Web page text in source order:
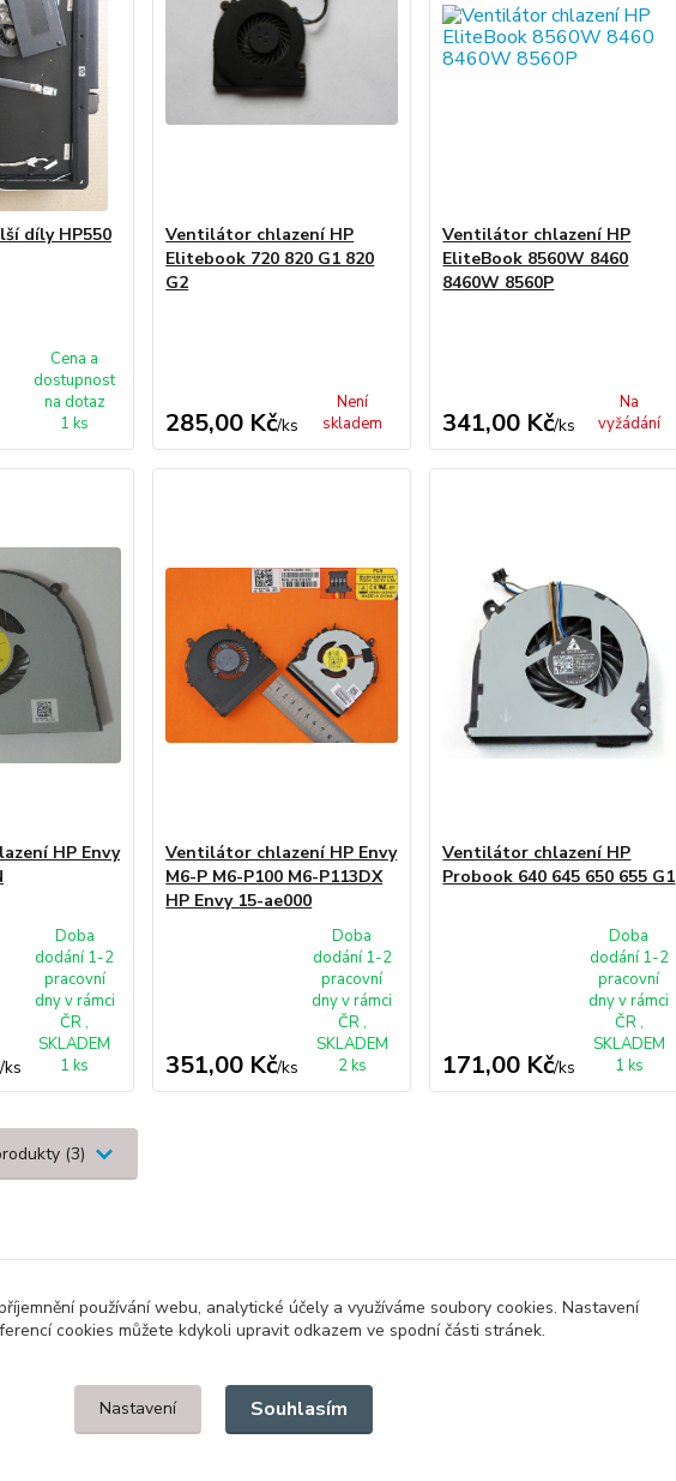
díly HP550
Cena a
dostupnost
na dotaz
1 ks
Ventilátor chlazení HP
Elitebook 720 820 G1 820
G2
285,00 Kč/ks
Není
skladem
Ventilátor chlazení HP
EliteBook 8560W 8460
8460W 8560P
341,00 Kč/ks
Na
vyžádání
HP Envy
/ks
Doba
dodání 1-2
pracovní
dny v rámci
ČR ,
SKLADEM
1 ks
Ventilátor chlazení HP Envy
M6-P M6-P100 M6-P113DX
HP Envy 15-ae000
351,00 Kč/ks
Doba
dodání 1-2
pracovní
dny v rámci
ČR ,
SKLADEM
2 ks
Ventilátor chlazení HP
Probook 640 645 650 655 G1
171,00 Kč/ks
Doba
dodání 1-2
pracovní
dny v rámci
ČR ,
SKLADEM
1 ks
(3)
Upravit sběr cookies.
používání webu, analytické účely a využíváme soubory cookies. Nastavení
cookies můžete kdykoli upravit odkazem ve spodní části stránek.
Nastavení Souhlasím